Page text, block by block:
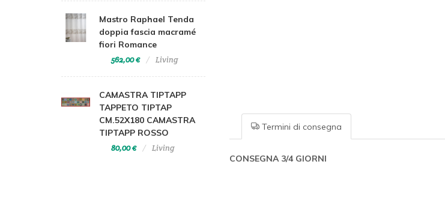
Termini di consegna
CONSEGNA 3/4 GIORNI
Mastro Raphael Tenda
doppia fascia macramé
fiori Romance
562,00 € Living
CAMASTRA TIPTAPP
TAPPETO TIPTAP
CM.52X180 CAMASTRA
TIPTAPP ROSSO
80,00 € Living